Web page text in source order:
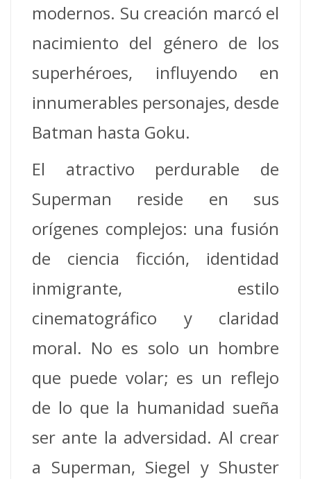
modernos. Su creación marcó el
nacimiento del género de los
superhéroes, influyendo en
innumerables personajes, desde
Batman hasta Goku.
El atractivo perdurable de
Superman reside en sus
orígenes complejos: una fusión
de ciencia ficción, identidad
inmigrante, estilo
cinematográfico y claridad
moral. No es solo un hombre
que puede volar; es un reflejo
de lo que la humanidad sueña
ser ante la adversidad. Al crear
a Superman, Siegel y Shuster